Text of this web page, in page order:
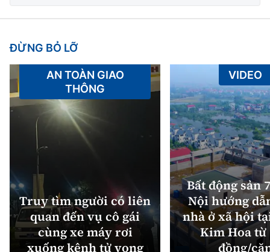
ĐỪNG BỎ LỠ
Truy tìm người có liên
quan đến vụ cô gái
cùng xe máy rơi
xuống kênh tử vong
AN TOÀN GIAO
THÔNG
Bất động sản
Nội hướng
nhà ở xã hội
Kim Hoa từ
đồng/
VIDEO